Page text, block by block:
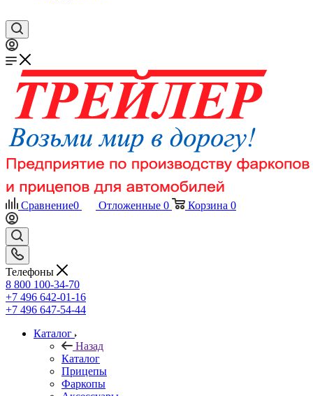
Сравнение0 Отложенные 0 Корзина 0
Телефоны
8 800 100-34-70
+7 496 642-01-16
+7 496 647-54-44
Каталог
Назад
Каталог
Прицепы
Фаркопы